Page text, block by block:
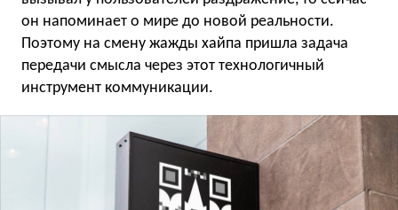
он напоминает о мире до новой реальности.
Поэтому на смену жажды хайпа пришла задача
передачи смысла через этот технологичный
инструмент коммуникации.